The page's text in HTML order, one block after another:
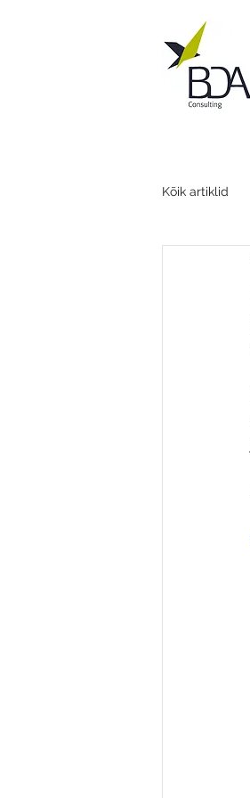
Kõik artiklid